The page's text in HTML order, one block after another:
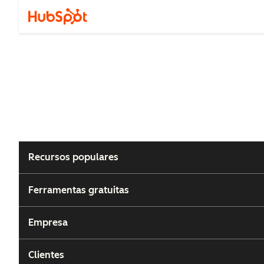
Recursos populares
Ferramentas gratuitas
Empresa
Clientes